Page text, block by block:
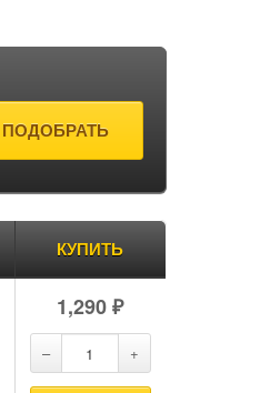
КУПИТЬ
1,290₽